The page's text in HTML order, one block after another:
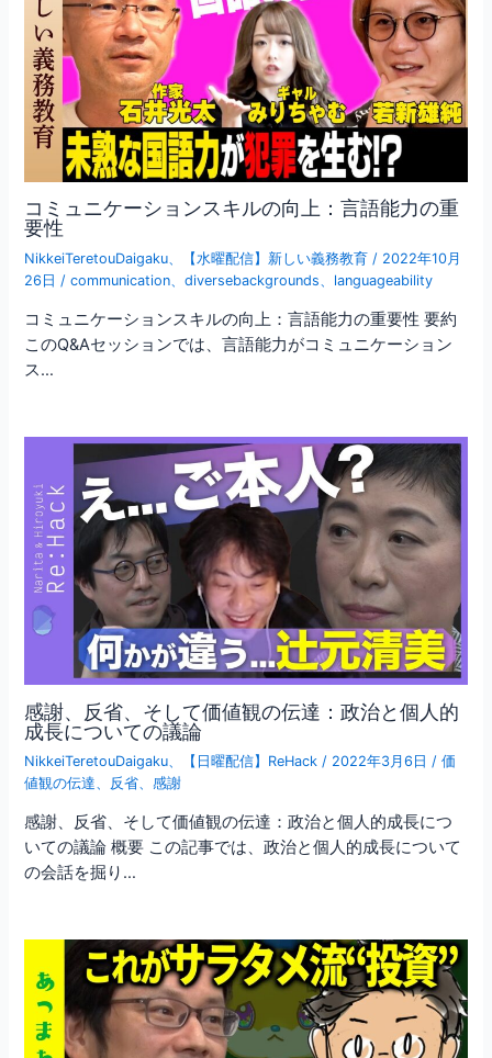
コミュニケーションスキルの向上：言語能力の重
要性
NikkeiTeretouDaigaku 【水曜配信】新しい義務教育 / 2022年10月
26日 /communication 、diversebackgrounds languageability
コミュニケーションスキルの向上：言語能力の重要性 要約
このQ&Aセッションでは、言語能力がコミュニケーション
ス…
感謝、反省、そして価値観の伝達：政治と個人的
成長についての議論
NikkeiTeretouDaigaku 【日曜配信】ReHack / 2022年3月6日 /価
値観の伝達
反省 、感謝
感謝、反省、そして価値観の伝達：政治と個人的成長につ
いての議論 概要 この記事では、政治と個人的成長について
の会話を掘り…